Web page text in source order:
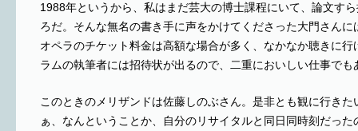
1988年というから、私はまだ芸大の博士課程にいて、論文す
ろだ。そんな無名の書き手に声をかけてくださった大門さんに
オペラのチケット料金は高額な場合が多く、なかなか聴きに行
ラムの執筆者には招待状が出るので、二重においしい仕事でも
このときのメリザンドは佐藤しのぶさん。是非とも観に行き
ぁ、なんということか、自分のリサイタルと同日同時刻だっ